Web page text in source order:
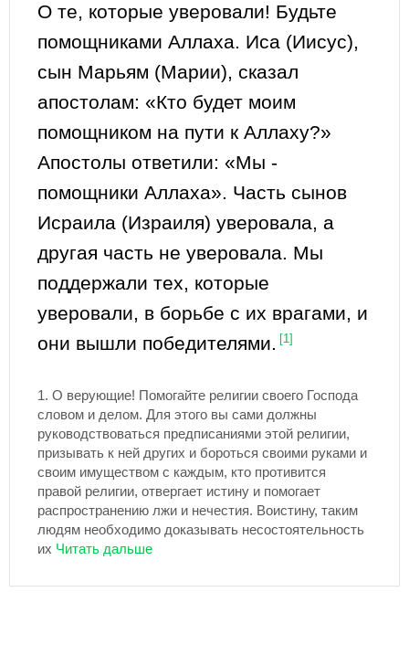
О те, которые уверовали! Будьте
помощниками Аллаха. Иса (Иисус),
сын Марьям (Марии), сказал
апостолам: «Кто будет моим
помощником на пути к Аллаху?»
Апостолы ответили: «Мы -
помощники Аллаха». Часть сынов
Исраила (Израиля) уверовала, а
другая часть не уверовала. Мы
поддержали тех, которые
уверовали, в борьбе с их врагами, и
они вышли победителями.
[1]
1. О верующие! Помогайте религии своего Господа
словом и делом. Для этого вы сами должны
руководствоваться предписаниями этой религии,
призывать к ней других и бороться своими руками и
своим имуществом с каждым, кто противится
правой религии, отвергает истину и помогает
распространению лжи и нечестия. Воистину, таким
людям необходимо доказывать несостоятельность
их